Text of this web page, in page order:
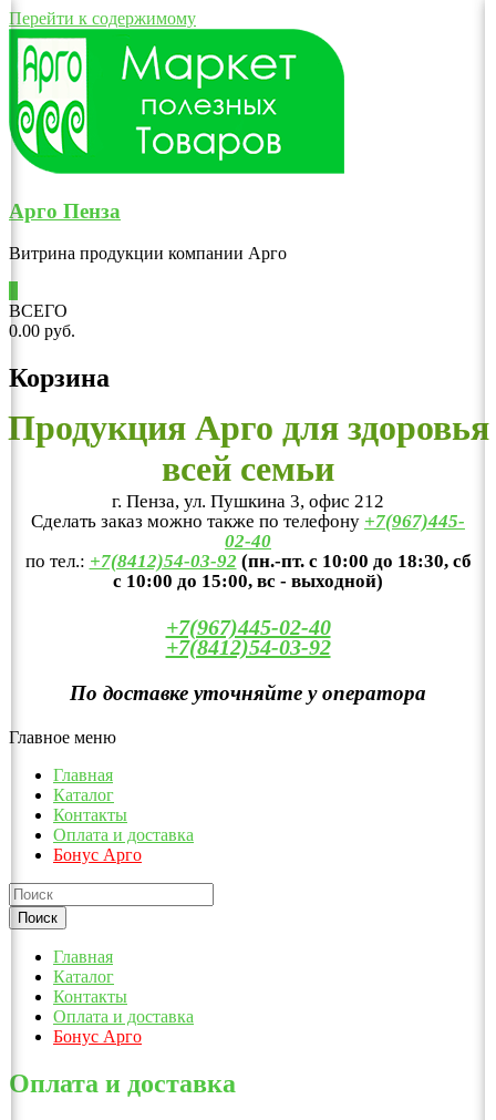
Перейти к содержимому
Арго Пенза
Витрина продукции компании Арго
ВСЕГО
0.00 руб.
Корзина
Продукция Арго для здоровья
всей семьи
г. Пенза, ул. Пушкина 3, офис 212
Сделать заказ можно также по телефону +7(967)445-
02-40
по тел.: +7(8412)54-03-92 (пн.-пт. с 10:00 до 18:30, сб
с 10:00 до 15:00, вс - выходной)
+7(967)445-02-40
+7(8412)54-03-92
По доставке уточняйте у оператора
Главное меню
Главная
Каталог
Контакты
Оплата и доставка
Бонус Арго
Главная
Каталог
Контакты
Оплата и доставка
Бонус Арго
Оплата и доставка